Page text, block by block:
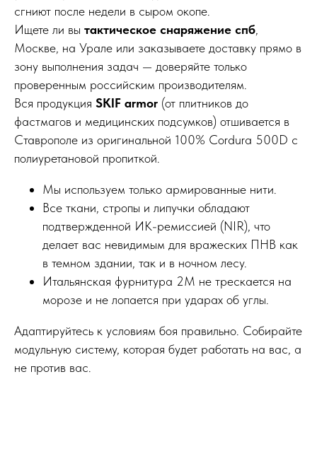
сгниют после недели в сыром окопе.
Ищете ли вы тактическое снаряжение спб,
Москве, на Урале или заказываете доставку прямо в
зону выполнения задач — доверяйте только
проверенным российским производителям.
Вся продукция SKIF armor (от плитников до
фастмагов и медицинских подсумков) отшивается в
Ставрополе из оригинальной 100% Cordura 500D с
полиуретановой пропиткой.
Мы используем только армированные нити.
Все ткани, стропы и липучки обладают
подтвержденной ИК-ремиссией (NIR), что
делает вас невидимым для вражеских ПНВ как
в темном здании, так и в ночном лесу.
Итальянская фурнитура 2M не трескается на
морозе и не лопается при ударах об углы.
Адаптируйтесь к условиям боя правильно. Собирайте
модульную систему, которая будет работать на вас, а
не против вас.